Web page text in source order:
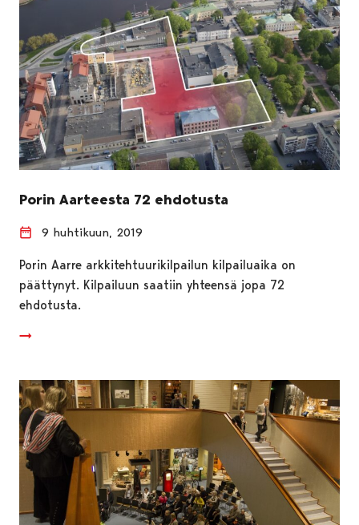
Porin Aarteesta 72 ehdotusta
9 huhtikuun, 2019
Porin Aarre arkkitehtuurikilpailun kilpailuaika on
päättynyt. Kilpailuun saatiin yhteensä jopa 72
ehdotusta.